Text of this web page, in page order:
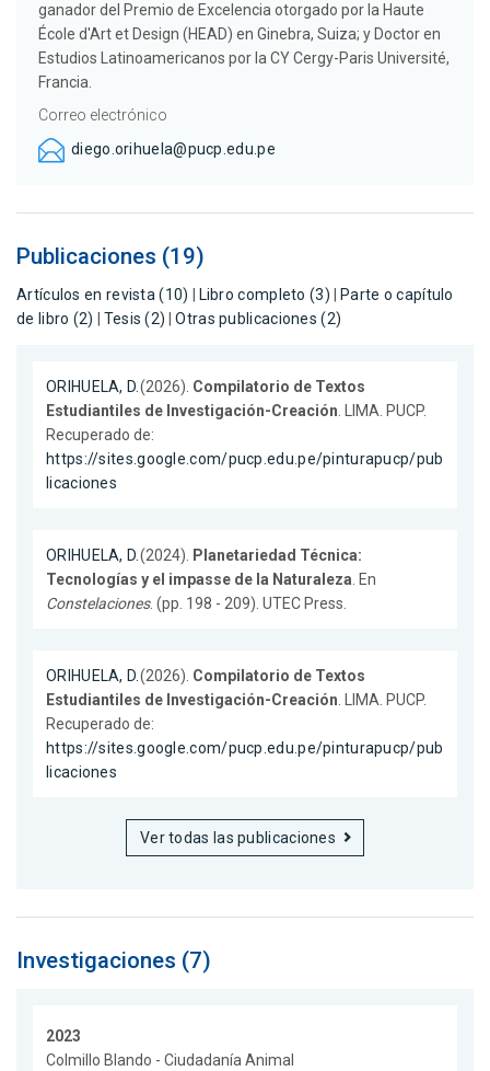
ganador del Premio de Excelencia otorgado por la Haute
École d'Art et Design (HEAD) en Ginebra, Suiza; y Doctor en
Estudios Latinoamericanos por la CY Cergy-Paris Université,
Francia.
Correo electrónico
diego.orihuela@pucp.edu.pe
Publicaciones (19)
Artículos en revista (10) Libro completo (3)
Parte o capítulo
de libro (2)
Tesis (2) |Otras publicaciones (2)
ORIHUELA, D. (2026). Compilatorio de Textos
Estudiantiles de Investigación-Creación . LIMA. PUCP.
Recuperado de:
https://sites.google.com/pucp.edu.pe/pinturapucp/pub
licaciones
ORIHUELA, D. (2024).
Planetariedad Técnica:
Tecnologías y el impasse de la Naturaleza . En
Constelaciones. (pp. 198 - 209). UTEC Press.
ORIHUELA, D. (2026). Compilatorio de Textos
Estudiantiles de Investigación-Creación . LIMA. PUCP.
Recuperado de:
https://sites.google.com/pucp.edu.pe/pinturapucp/pub
licaciones
Ver todas las publicaciones
Investigaciones (7)
2023
Colmillo Blando - Ciudadanía Animal